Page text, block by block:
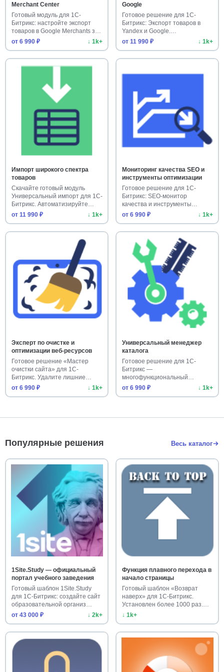
Merchant Center
Готовый модуль для 1С-
Битрикс: настройте экспорт
товаров в Google Merchants за
м…
от 6 990 ₽ ↓ 1k+
Google
Готовое решение для 1С-
Битрикс: Экспорт товаров в
Yandex и Google.
Автоматизируй…
от 11 990 ₽ ↓ 1k+
Импорт широкого спектра
товаров
Скачайте готовый модуль
Универсальный импорт для 1С-
Битрикс. Автоматизируйте
заг…
от 11 990 ₽ ↓ 1k+
Мониторинг качества SEO и
инструменты оптимизации
Готовое решение для 1С-
Битрикс: SEO-монитор
качества и инструменты
оптимизации. …
от 6 990 ₽ ↓ 1k+
Эксперт по очистке и
оптимизации веб-ресурсов
Готовое решение «Мастер
очистки сайта» для 1С-
Битрикс. Удалите лишние
данные и у…
от 6 990 ₽ ↓ 1k+
Универсальный менеджер
каталога
Готовое решение для 1С-
Битрикс —
многофункциональный
обработчик каталога. Ускорь…
от 6 990 ₽ ↓ 1k+
Популярные решения Весь каталог
1Site.Study — официальный
портал учебного заведения
Готовый шаблон 1Site.Study
для 1С-Битрикс: создайте сайт
образовательной организ…
от 43 000 ₽
↓ 2k+
Функция плавного перехода в
начало страницы
Готовый шаблон «Возврат
наверх» для 1С-Битрикс.
Установлен более 1000 раз.
Улучш…
↓ 1k+